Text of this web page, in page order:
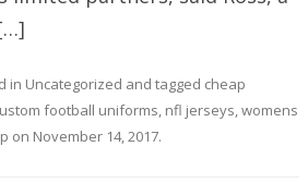
in Uncategorized and tagged cheap
football uniforms, nfl jerseys,womens
on November 14, 2017.